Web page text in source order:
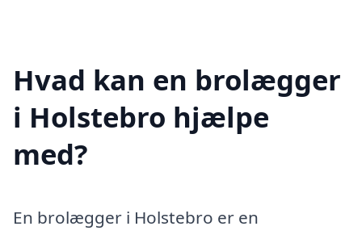
Hvad kan en brolægger
i Holstebro hjælpe
med?
En brolægger i Holstebro er en